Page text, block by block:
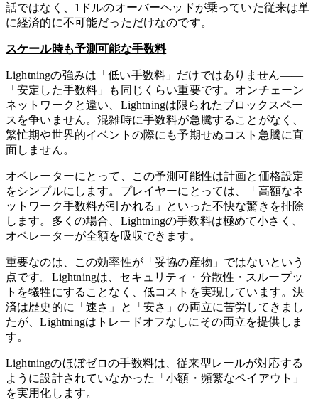
話ではなく、1ドルのオーバーヘッドが乗っていた従来は単
に経済的に不可能だっただけなのです。
スケール時も予測可能な手数料
Lightningの強みは「低い手数料」だけではありません——
「安定した手数料」も同じくらい重要です。オンチェーン
ネットワークと違い、Lightningは限られたブロックスペー
スを争いません。混雑時に手数料が急騰することがなく、
繁忙期や世界的イベントの際にも予期せぬコスト急騰に直
面しません。
オペレーターにとって、この予測可能性は計画と価格設定
をシンプルにします。プレイヤーにとっては、「高額なネ
ットワーク手数料が引かれる」といった不快な驚きを排除
します。多くの場合、Lightningの手数料は極めて小さく、
オペレーターが全額を吸収できます。
重要なのは、この効率性が「妥協の産物」ではないという
点です。Lightningは、セキュリティ・分散性・スループッ
トを犠牲にすることなく、低コストを実現しています。決
済は歴史的に「速さ」と「安さ」の両立に苦労してきまし
たが、Lightningはトレードオフなしにその両立を提供しま
す。
Lightningのほぼゼロの手数料は、従来型レールが対応する
ように設計されていなかった「小額・頻繁なペイアウト」
を実用化します。